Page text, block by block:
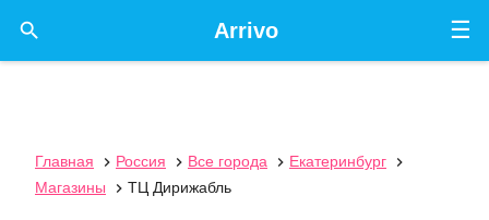
☰
Arrivo

Главная  Россия  Все города  Екатеринбург

Магазины
 ТЦ Дирижабль